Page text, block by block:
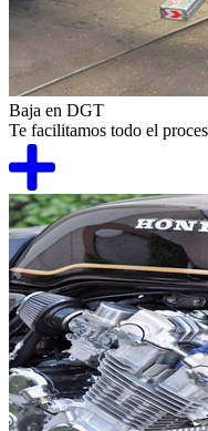
Baja en DGT
Te facilitamos todo el